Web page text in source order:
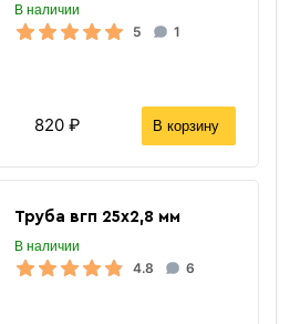
В наличии
5 1
820 ₽ В корзину
Труба вгп 25х2,8 мм
В наличии
4.8 6